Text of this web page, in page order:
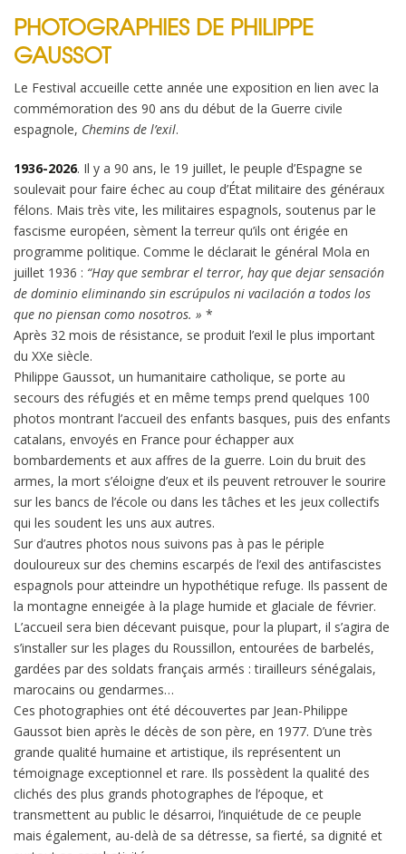
PHOTOGRAPHIES DE PHILIPPE
GAUSSOT
Le Festival accueille cette année une exposition en lien avec la
commémoration des 90 ans du début de la Guerre civile
espagnole, Chemins de l’exil.
1936-2026. Il y a 90 ans, le 19 juillet, le peuple d’Espagne se
soulevait pour faire échec au coup d’État militaire des généraux
félons. Mais très vite, les militaires espagnols, soutenus par le
fascisme européen, sèment la terreur qu’ils ont érigée en
programme politique. Comme le déclarait le général Mola en
juillet 1936 : “Hay que sembrar el terror, hay que dejar sensación
de dominio eliminando sin escrúpulos ni vacilación a todos los
que no piensan como nosotros. » *
Après 32 mois de résistance, se produit l’exil le plus important
du XXe siècle.
Philippe Gaussot, un humanitaire catholique, se porte au
secours des réfugiés et en même temps prend quelques 100
photos montrant l’accueil des enfants basques, puis des enfants
catalans, envoyés en France pour échapper aux
bombardements et aux affres de la guerre. Loin du bruit des
armes, la mort s’éloigne d’eux et ils peuvent retrouver le sourire
sur les bancs de l’école ou dans les tâches et les jeux collectifs
qui les soudent les uns aux autres.
Sur d’autres photos nous suivons pas à pas le périple
douloureux sur des chemins escarpés de l’exil des antifascistes
espagnols pour atteindre un hypothétique refuge. Ils passent de
la montagne enneigée à la plage humide et glaciale de février.
L’accueil sera bien décevant puisque, pour la plupart, il s’agira de
s’installer sur les plages du Roussillon, entourées de barbelés,
gardées par des soldats français armés : tirailleurs sénégalais,
marocains ou gendarmes…
Ces photographies ont été découvertes par Jean-Philippe
Gaussot bien après le décès de son père, en 1977. D’une très
grande qualité humaine et artistique, ils représentent un
témoignage exceptionnel et rare. Ils possèdent la qualité des
clichés des plus grands photographes de l’époque, et
transmettent au public le désarroi, l’inquiétude de ce peuple
mais également, au-delà de sa détresse, sa fierté, sa dignité et